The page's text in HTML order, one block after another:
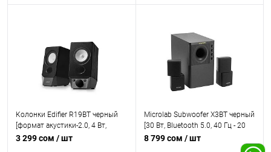
Колонки Edifier R19BT черный
[формат акустики-2.0, 4 Вт,
Bluetooth, питание - сеть 220 В]
3 299 сом / шт
Microlab Subwoofer X3BT черный
[30 Вт, Bluetooth 5.0, 40 Гц - 20
кГц, 8" НЧ динамик, RCA вход,
AUX вход, USB-порт, Регулятор
8 799 сом / шт